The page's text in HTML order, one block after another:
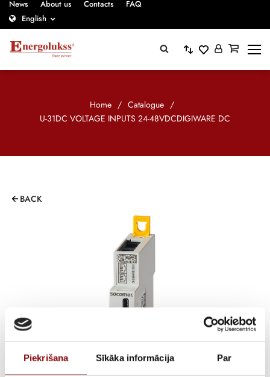
Piekrišana Sīkāka informācija Par
News About us Contacts
FAQ
English
Home / Catalogue /
U-31DC VOLTAGE INPUTS 24-48VDCDIGIWARE DC
BACK